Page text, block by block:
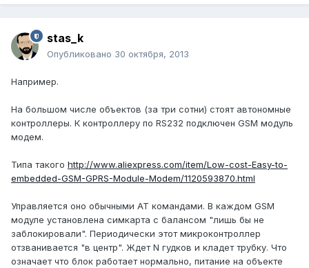
stas_k
Опубликовано 30 октября, 2013
Например.
На большом числе объектов (за три сотни) стоят автономные
контроллеры. К контроллеру по RS232 подключен GSM модуль
модем.
Типа такого http://www.aliexpress.com/item/Low-cost-Easy-to-
embedded-GSM-GPRS-Module-Modem/1120593870.html
Управляется оно обычными AT командами. В каждом GSM
модуле установлена симкарта с балансом "лишь бы не
заблокировали". Периодически этот микроконтроллер
отзванивается "в центр". Ждет N гудков и кладет трубку. Что
означает что блок работает нормально, питание на объекте